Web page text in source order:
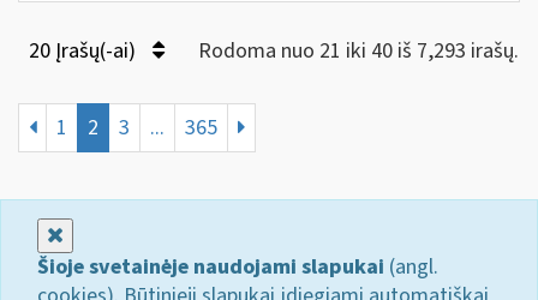
20 Įrašų(-ai) Rodoma nuo 21 iki 40 iš 7,293 irašų.
1 2 3 ... 365
Šioje svetainėje naudojami slapukai (angl.